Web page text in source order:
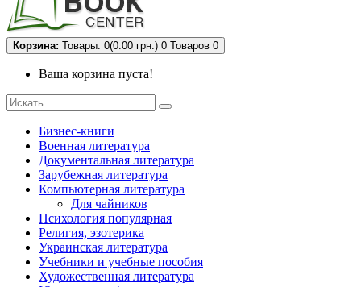
Корзина: Товары: 0(0.00 грн.) 0 Товаров 0
Ваша корзина пуста!
Бизнес-книги
Военная литература
Документальная литература
Зарубежная литература
Компьютерная литература
Для чайников
Психология популярная
Религия, эзотерика
Украинская литература
Учебники и учебные пособия
Художественная литература